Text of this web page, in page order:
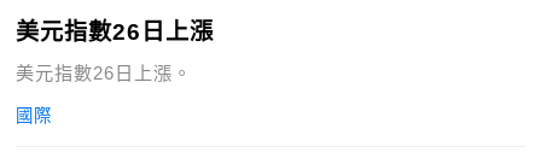
美元指數26日上漲
美元指數26日上漲。
國際